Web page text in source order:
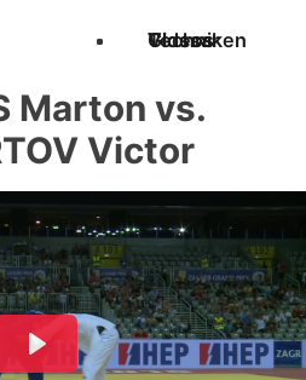
Techniken
Videos
Glossar
Marton vs.
Victor